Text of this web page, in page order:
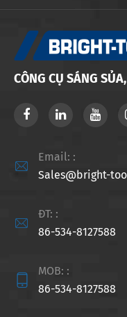
CÔNG CỤ SÁNG

Email: :
Sales@bright-

ĐT: :
86-534-8127588

MOB: :
86-534-8127588